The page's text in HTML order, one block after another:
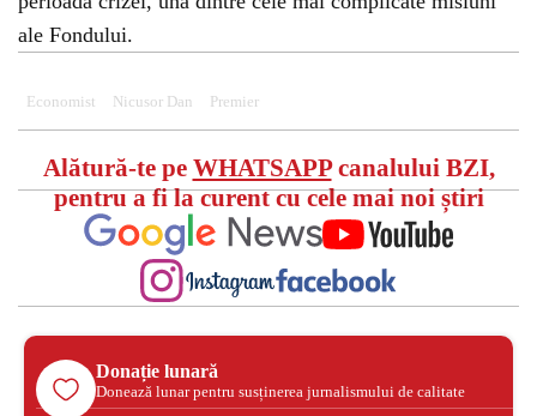
ale Fondului.
Economist Nicusor Dan Premier
Alătură-te pe WHATSAPPcanalului BZI,
pentru a fi la curent cu cele mai noi știri
Donație lunară
Donează lunar pentru susținerea jurnalismului de calitate